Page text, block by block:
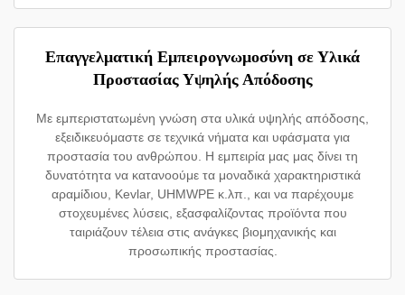
Επαγγελματική Εμπειρογνωμοσύνη σε Υλικά
Προστασίας Υψηλής Απόδοσης
Με εμπεριστατωμένη γνώση στα υλικά υψηλής απόδοσης,
εξειδικευόμαστε σε τεχνικά νήματα και υφάσματα για
προστασία του ανθρώπου. Η εμπειρία μας μας δίνει τη
δυνατότητα να κατανοούμε τα μοναδικά χαρακτηριστικά
αραμίδιου, Kevlar, UHMWPE κ.λπ., και να παρέχουμε
στοχευμένες λύσεις, εξασφαλίζοντας προϊόντα που
ταιριάζουν τέλεια στις ανάγκες βιομηχανικής και
προσωπικής προστασίας.